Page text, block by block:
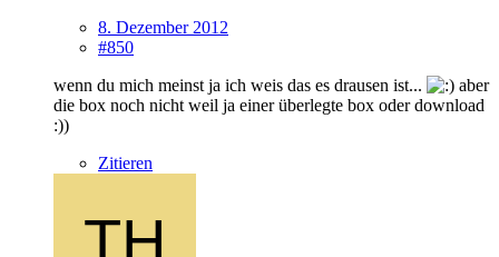
8. Dezember 2012
#850
wenn du mich meinst ja ich weis das es drausen ist...
aber
die box noch nicht weil ja einer überlegte box oder download
:))
Zitieren